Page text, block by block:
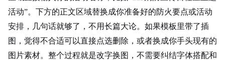
活动”。下方的正文区域替换成你准备好的防火要点或活动
安排，几句话就够了，不用长篇大论。如果模板里带了插
图，觉得不合适可以直接点选删除，或者换成你手头现有的
图片素材。整个过程就是改字换图，不需要纠结字体搭配和